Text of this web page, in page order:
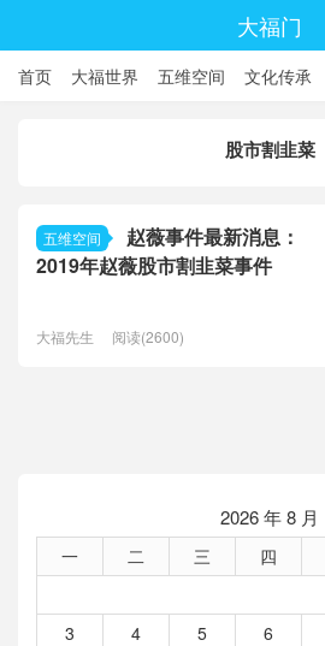
大福门
首页 大福世界 五维空间 文化传承
股市割韭菜
五维空间
赵薇事件最新消息：
2019年赵薇股市割韭菜事件
大福先生 阅读(2600)
2026 年 8 月
一 二 三 四
3
4 5 6